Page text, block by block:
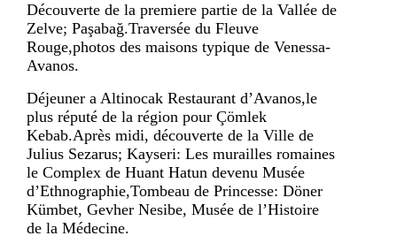
Découverte de la premiere partie de la Vallée de
Zelve; Paşabağ.Traversée du Fleuve
Rouge,photos des maisons typique de Venessa-
Avanos.
Déjeuner a Altinocak Restaurant d’Avanos,le
plus réputé de la région pour Çömlek
Kebab.Après midi, découverte de la Ville de
Julius Sezarus; Kayseri: Les murailles romaines
le Complex de Huant Hatun devenu Musée
d’Ethnographie,Tombeau de Princesse: Döner
Kümbet, Gevher Nesibe, Musée de l’Histoire
de la Médecine.